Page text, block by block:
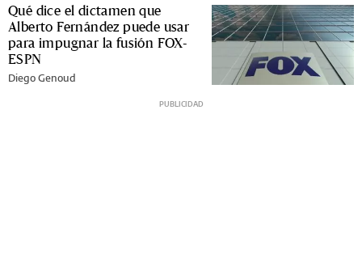
Qué dice el dictamen que
Alberto Fernández puede usar
para impugnar la fusión FOX-
ESPN
Diego Genoud